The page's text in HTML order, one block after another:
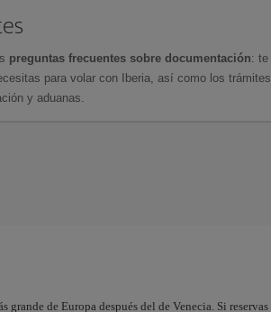
preguntas frecuentes sobre documentación: te
para volar con Iberia, así como los trámites
y aduanas.
de Europa después del de Venecia. Si reservas